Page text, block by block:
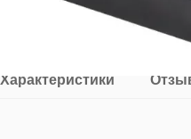
Характеристики